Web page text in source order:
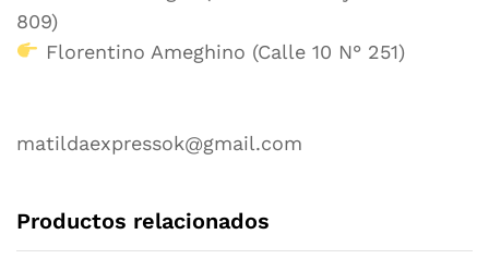
809)
Florentino Ameghino (Calle 10 N° 251)
matildaexpressok@gmail.com
Productos relacionados